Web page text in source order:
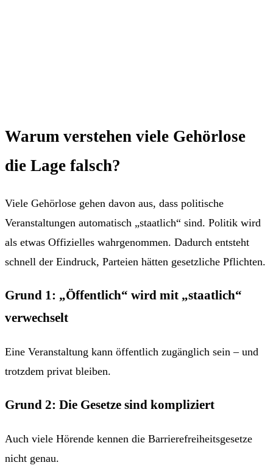
Warum verstehen viele Gehörlose
die Lage falsch?
Viele Gehörlose gehen davon aus, dass politische
Veranstaltungen automatisch „staatlich“ sind. Politik wird
als etwas Offizielles wahrgenommen. Dadurch entsteht
schnell der Eindruck, Parteien hätten gesetzliche Pflichten.
Grund 1: „Öffentlich“ wird mit „staatlich“
verwechselt
Eine Veranstaltung kann öffentlich zugänglich sein – und
trotzdem privat bleiben.
Grund 2: Die Gesetze sind kompliziert
Auch viele Hörende kennen die Barrierefreiheitsgesetze
nicht genau.